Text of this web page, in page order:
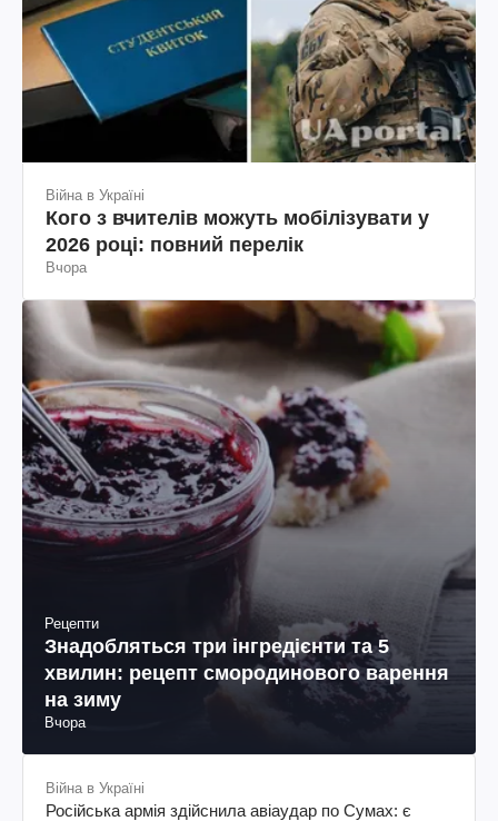
Війна в Україні
Кого з вчителів можуть мобілізувати у
2026 році: повний перелік
Вчора
Рецепти
Знадобляться три інгредієнти та 5
хвилин: рецепт смородинового варення
на зиму
Вчора
Війна в Україні
Російська армія здійснила авіаудар по Сумах: є